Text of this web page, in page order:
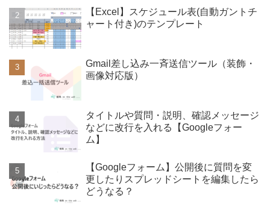
【Excel】スケジュール表(自動ガントチ
ャート付き)のテンプレート
Gmail差し込み一斉送信ツール（装飾・
画像対応版）
タイトルや質問・説明、確認メッセージ
などに改行を入れる【Googleフォー
ム】
【Googleフォーム】公開後に質問を変
更したりスプレッドシートを編集したら
どうなる？